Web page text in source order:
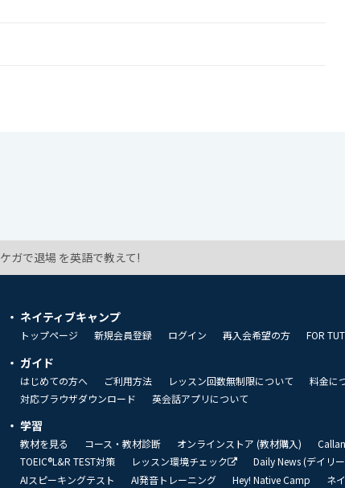
ケガで退場 を英語で教えて!
ネイティブキャンプ
トップページ 新規会員登録 ログイン 再入会希望の方 FOR
ガイド
はじめての方へ ご利用方法 レッスン回数無制限について
料金に
対応ブラウザダウンロード
英会話アプリについて
学習
教材を見る コース・教材診断 オンラインストア (教材購入)
TOEIC®L&R TEST対策
レッスン環境チェック
Daily News (デイリ
AIスピーキングテスト
AI発音トレーニング Hey! Native Camp
ネ